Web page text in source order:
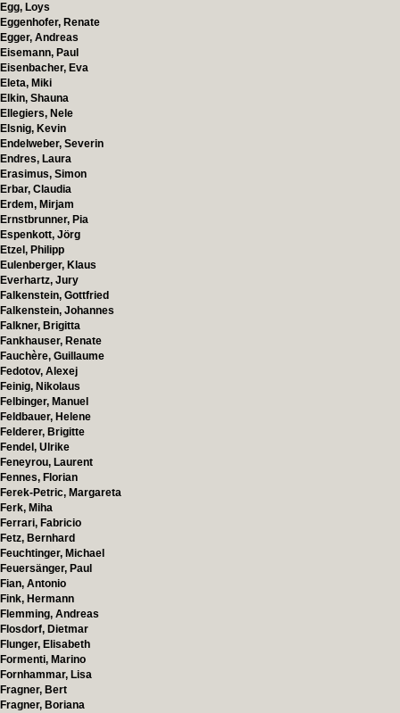
Egg, Loys
Eggenhofer, Renate
Egger, Andreas
Eisemann, Paul
Eisenbacher, Eva
Eleta, Miki
Elkin, Shauna
Ellegiers, Nele
Elsnig, Kevin
Endelweber, Severin
Endres, Laura
Erasimus, Simon
Erbar, Claudia
Erdem, Mirjam
Ernstbrunner, Pia
Espenkott, Jörg
Etzel, Philipp
Eulenberger, Klaus
Everhartz, Jury
Falkenstein, Gottfried
Falkenstein, Johannes
Falkner, Brigitta
Fankhauser, Renate
Fauchère, Guillaume
Fedotov, Alexej
Feinig, Nikolaus
Felbinger, Manuel
Feldbauer, Helene
Felderer, Brigitte
Fendel, Ulrike
Feneyrou, Laurent
Fennes, Florian
Ferek-Petric, Margareta
Ferk, Miha
Ferrari, Fabricio
Fetz, Bernhard
Feuchtinger, Michael
Feuersänger, Paul
Fian, Antonio
Fink, Hermann
Flemming, Andreas
Flosdorf, Dietmar
Flunger, Elisabeth
Formenti, Marino
Fornhammar, Lisa
Fragner, Bert
Fragner, Boriana